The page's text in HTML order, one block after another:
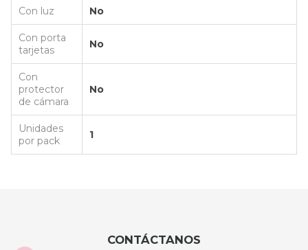
Con luz No
Con porta
tarjetas
No
Con
protector
de cámara
No
Unidades
por pack
1
CONTÁCTANOS